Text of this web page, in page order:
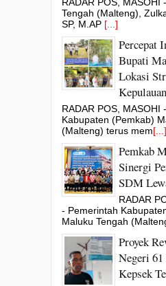
Tengah (Malteng),
SP, M.AP [...]
Percepat
Bupati
Lokasi
RADAR POS, MASOHI
Kabupaten (Pemkab)
(Malteng) terus mem[...]
Pemkab
Sinergi
SDM
RADAR
- Pemerintah
Maluku Tengah
Proyek
Negeri
Kepsek